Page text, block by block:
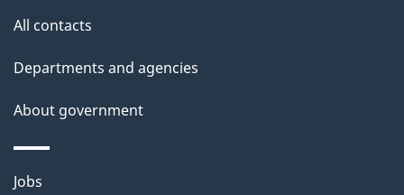
All contacts
Departments and agencies
About government
Themes
Jobs